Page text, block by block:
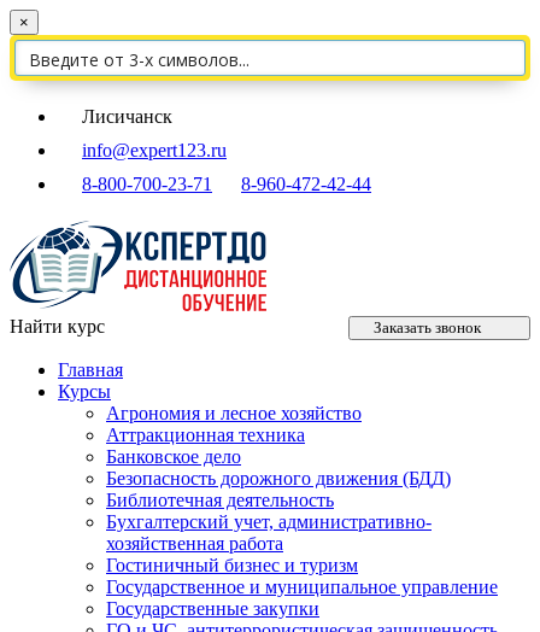
×
Лисичанск
info@expert123.ru
8-800-700-23-71
8-960-472-42-44
Найти курс Заказать звонок
Главная
Курсы
Агрономия и лесное хозяйство
Аттракционная техника
Банковское дело
Безопасность дорожного движения (БДД)
Библиотечная деятельность
Бухгалтерский учет, административно-
хозяйственная работа
Гостиничный бизнес и туризм
Государственное и муниципальное управление
Государственные закупки